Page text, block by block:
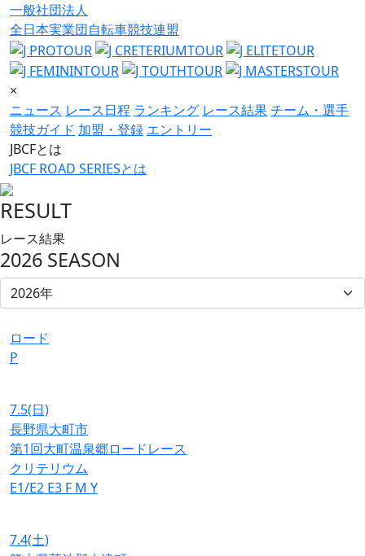
一般社団法人
全日本実業団自転車競技連盟
×
ニュース レース日程 ランキング レース結果チーム・選手
競技ガイド 加盟・登録 エントリー
JBCFとは
JBCF ROAD SERIESとは
RESULT
レース結果
2026 SEASON
ロード
P
7.5(日)
長野県大町市
第1回大町温泉郷ロードレース
クリテリウム
E1/E2 E3 F M Y
7.4(土)